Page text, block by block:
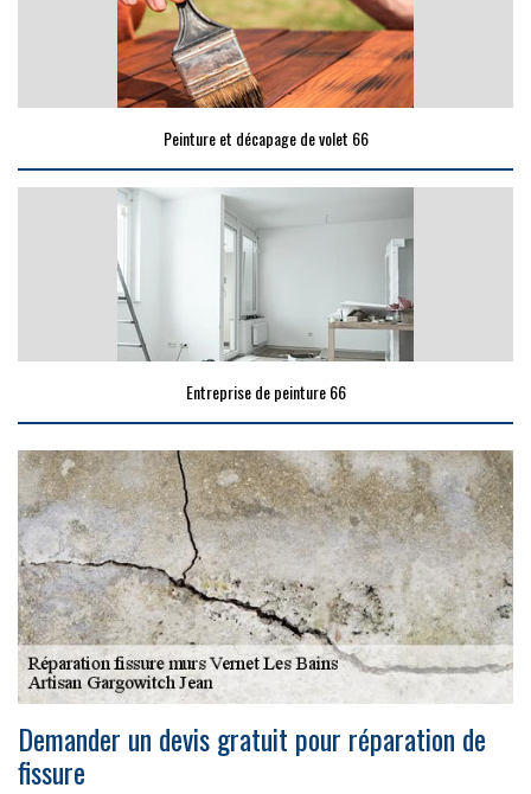
Peinture et décapage de volet 66
Entreprise de peinture 66
Demander un devis gratuit pour réparation de
fissure